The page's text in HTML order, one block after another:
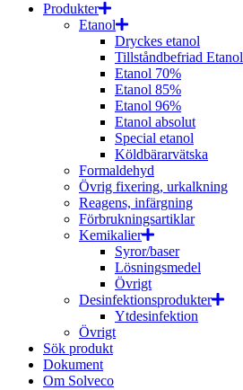
Produkter
Etanol
Dryckes etanol
Tillståndbefriad Etanol
Etanol 70%
Etanol 85%
Etanol 96%
Etanol absolut
Special etanol
Köldbärarvätska
Formaldehyd
Övrig fixering, urkalkning
Reagens, infärgning
Förbrukningsartiklar
Kemikalier
Syror/baser
Lösningsmedel
Övrigt
Desinfektionsprodukter
Ytdesinfektion
Övrigt
Sök produkt
Dokument
Om Solveco